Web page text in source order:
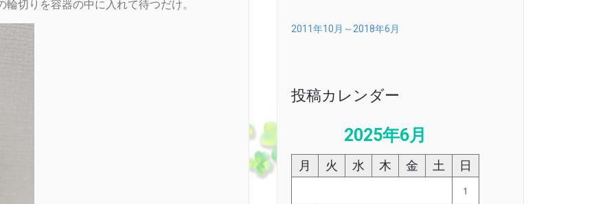
切りを容器の中に入れて待つだけ。
2011年10月～2018年6月
投稿カレンダー
2025年6月
月 火 水 木 金 土 日
1